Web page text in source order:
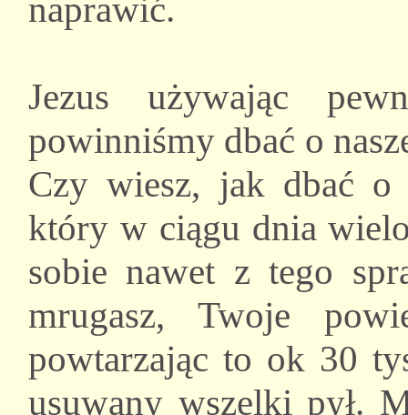
naprawić.
Jezus używając
powinniśmy dbać o
Czy wiesz, jak dbać
który w ciągu dnia
sobie nawet z tego
mrugasz, Twoje
powtarzając to ok 30
usuwany wszelki pył.